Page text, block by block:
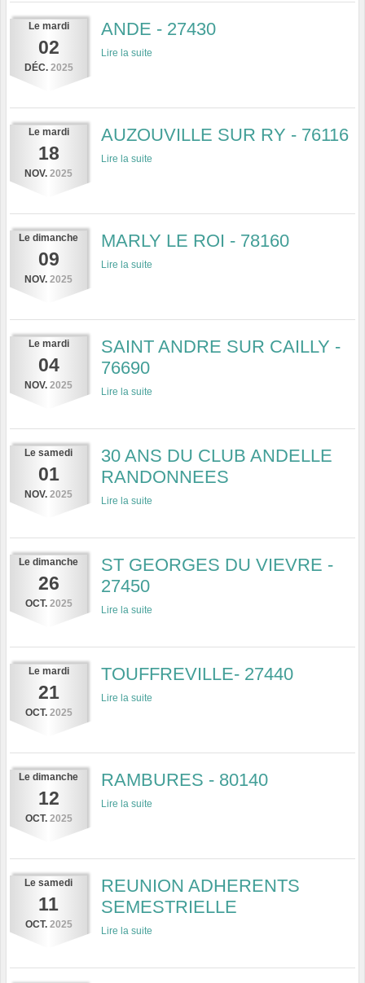
Le mardi
02
DÉC. 2025
ANDE - 27430
Lire la suite
Le mardi
18
NOV. 2025
AUZOUVILLE SUR RY - 76116
Lire la suite
Le dimanche
09
NOV. 2025
MARLY LE ROI - 78160
Lire la suite
Le mardi
04
NOV. 2025
SAINT ANDRE SUR CAILLY -
76690
Lire la suite
Le samedi
01
NOV. 2025
30 ANS DU CLUB ANDELLE
RANDONNEES
Lire la suite
Le dimanche
26
OCT. 2025
ST GEORGES DU VIEVRE -
27450
Lire la suite
Le mardi
21
OCT. 2025
TOUFFREVILLE- 27440
Lire la suite
Le dimanche
12
OCT. 2025
RAMBURES - 80140
Lire la suite
Le samedi
11
OCT. 2025
REUNION ADHERENTS
SEMESTRIELLE
Lire la suite